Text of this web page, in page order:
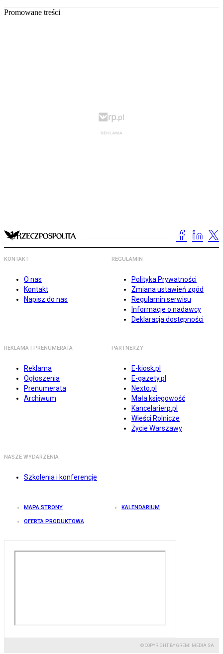
Promowane treści
KONTAKT
O nas
Kontakt
Napisz do nas
REGULAMIN
Polityka Prywatności
Zmiana ustawień zgód
Regulamin serwisu
Informacje o nadawcy
Deklaracja dostępności
REKLAMA I PRENUMERATA
Reklama
Ogłoszenia
Prenumerata
Archiwum
PARTNERZY
E-kiosk.pl
E-gazety.pl
Nexto.pl
Mała księgowość
Kancelarierp.pl
Wieści Rolnicze
Życie Warszawy
NASZE WYDARZENIA
Szkolenia i konferencje
MAPA STRONY KALENDARIUM
OFERTA PRODUKTOWA
© COPYRIGHT BY GREMI MEDIA SA